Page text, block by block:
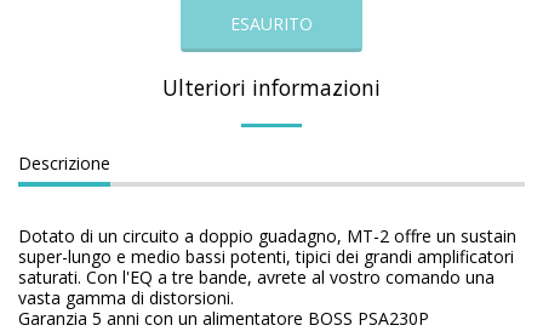
ESAURITO
Ulteriori informazioni
Descrizione
Dotato di un circuito a doppio guadagno, MT-2 offre un sustain
super-lungo e medio bassi potenti, tipici dei grandi amplificatori
saturati. Con l'EQ a tre bande, avrete al vostro comando una
vasta gamma di distorsioni.
Garanzia 5 anni con un alimentatore BOSS PSA230P